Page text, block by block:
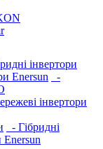
інвертори
Enersun
-
інвертори
- Гібридні
Enersun